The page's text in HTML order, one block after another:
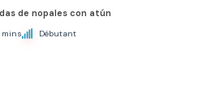
de nopales con atún
mins Débutant